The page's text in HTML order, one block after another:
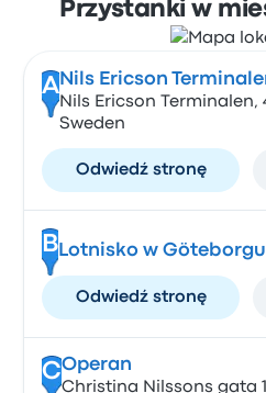
Przystanki w
A Nils Ericson
Nils Ericson Terminalen,
Sweden
Odwiedź stronę
BLotnisko w Göteborgu
Odwiedź stronę
COperan
Christina Nilssons gata